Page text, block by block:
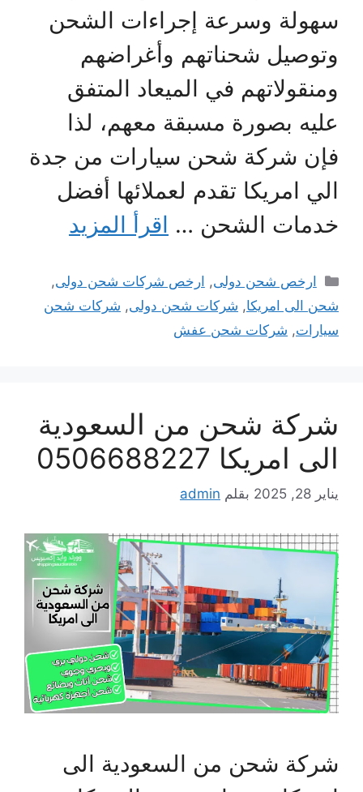
سهولة وسرعة إجراءات الشحن
وتوصيل شحناتهم وأغراضهم
ومنقولاتهم في الميعاد المتفق
عليه بصورة مسبقة معهم، لذا
فإن شركة شحن سيارات من جدة
الي امريكا تقدم لعملائها أفضل
خدمات الشحن … اقرأ المزيد
التصنيفات
ارخص شحن دولى, ارخص شركات شحن دولى,
شحن الى امريكا, شركات شحن دولى, شركات شحن
سيارات, شركات شحن عفش
شركة شحن من السعودية
الى امريكا 0506688227
يناير 28, 2025 بقلم admin
شركة شحن من السعودية الى